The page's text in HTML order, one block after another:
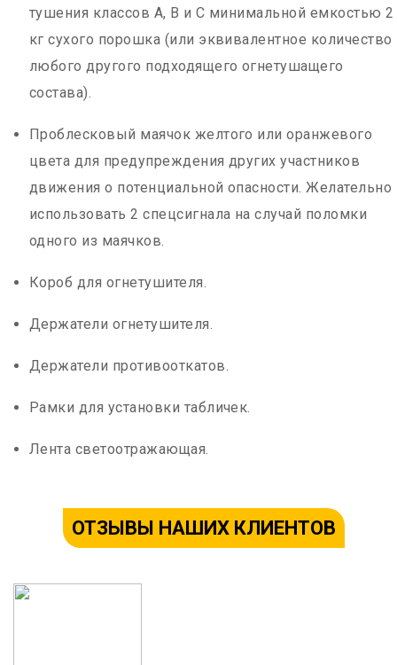
тушения классов А, В и С минимальной емкостью 2
кг сухого порошка (или эквивалентное количество
любого другого подходящего огнетушащего
состава).
Проблесковый маячок желтого или оранжевого
цвета для предупреждения других участников
движения о потенциальной опасности. Желательно
использовать 2 спецсигнала на случай поломки
одного из маячков.
Короб для огнетушителя.
Держатели огнетушителя.
Держатели противооткатов.
Рамки для установки табличек.
Лента светоотражающая.
ОТЗЫВЫ НАШИХ КЛИЕНТОВ